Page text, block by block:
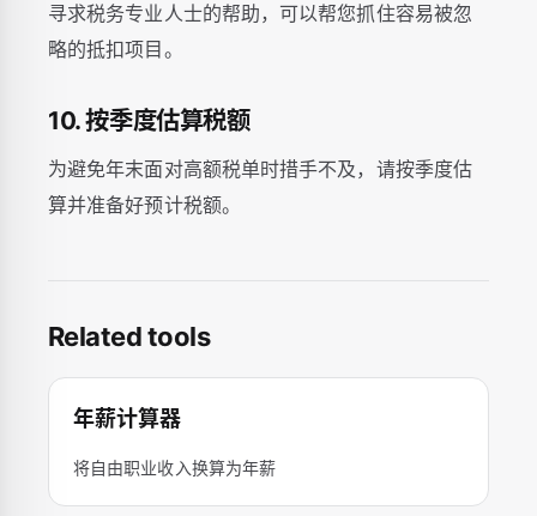
寻求税务专业人士的帮助，可以帮您抓住容易被忽
略的抵扣项目。
10. 按季度估算税额
为避免年末面对高额税单时措手不及，请按季度估
算并准备好预计税额。
Related tools
年薪计算器
将自由职业收入换算为年薪